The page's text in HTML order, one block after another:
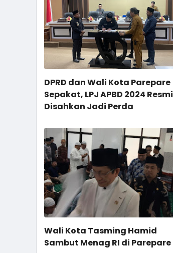
DPRD dan Wali Kota Parepare
Sepakat, LPJ APBD 2024 Resmi
Disahkan Jadi Perda
Wali Kota Tasming Hamid
Sambut Menag RI di Parepare